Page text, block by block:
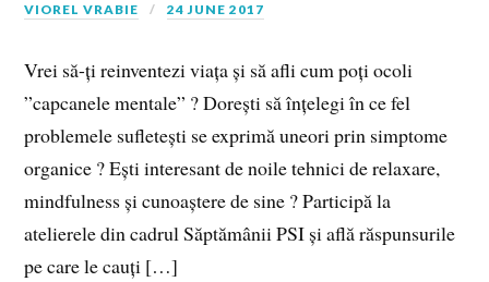
VIOREL VRABIE 24 JUNE 2017
Vrei să-ți reinventezi viața și să afli cum poți ocoli
”capcanele mentale” ? Dorești să înțelegi în ce fel
problemele sufletești se exprimă uneori prin simptome
organice ? Ești interesant de noile tehnici de relaxare,
mindfulness și cunoaștere de sine ? Participă la
atelierele din cadrul Săptămânii PSI și află răspunsurile
pe care le cauți […]